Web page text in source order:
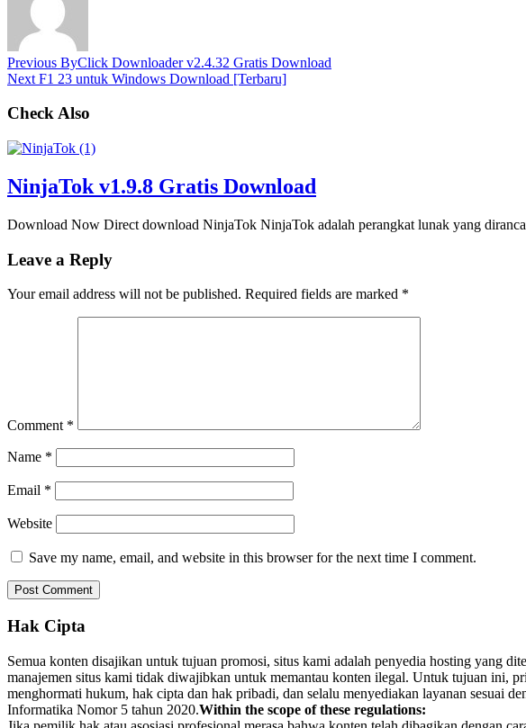
Previous ByClick Downloader v2.4.32 Gratis Download
Next F1 23 untuk Windows Download [Terbaru]
Check Also
NinjaTok v1.9.8 Gratis Download
Download Now Direct download NinjaTok NinjaTok adalah perangkat lunak yang
Leave a Reply
Your email address will not be published. Required fields are marked *
Comment *
Name *
Email *
Website
Save my name, email, and website in this browser for the next time I comment.
Hak Cipta
Semua konten disajikan untuk tujuan promosi, situs kami adalah penyedia hosting yang
manajemen situs kami tidak diwajibkan untuk memantau konten ilegal. Untuk tujuan ini,
menghormati hukum, hak cipta dan hak pribadi, dan selalu menyediakan layanan sesuai
Informatika Nomor 5 tahun 2020.Within the scope of these regulations: